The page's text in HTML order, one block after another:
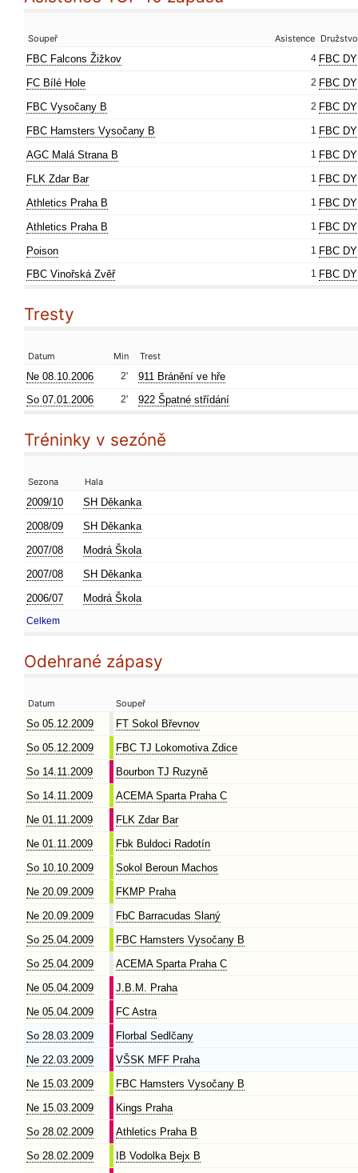
Soupeř Asistence Družstvo
FBC Falcons Žižkov 4 FBC
FC Bílé Hole
2 FBC
FBC Vysočany B
2 FBC
FBC Hamsters Vysočany B
1 FBC
AGC Malá Strana B
1 FBC
FLK Zdar Bar
1 FBC
Athletics Praha B
1 FBC
Athletics Praha B
1 FBC
Poison
1 FBC
FBC Vinořská Zvěř
1 FBC
Tresty
Datum Min Trest
Ne 08.10.2006 2'
911 Bránění ve hře
So 07.01.2006
2' 922 Špatné střídání
Tréninky v sezóně
Sezona Hala
2009/10
SH Děkanka
2008/09
SH Děkanka
2007/08
Modrá Škola
2007/08
SH Děkanka
2006/07
Modrá Škola
Celkem
Odehrané zápasy
Datum Soupeř
So 05.12.2009
FT Sokol Břevnov
So 05.12.2009
FBC TJ Lokomotiva Zdice
So 14.11.2009
Bourbon TJ Ruzyně
So 14.11.2009
ACEMA Sparta Praha C
Ne 01.11.2009
FLK Zdar Bar
Ne 01.11.2009
Fbk Buldoci Radotín
So 10.10.2009
Sokol Beroun Machos
Ne 20.09.2009
FKMP Praha
Ne 20.09.2009
FbC Barracudas Slaný
So 25.04.2009
FBC Hamsters Vysočany B
So 25.04.2009
ACEMA Sparta Praha C
Ne 05.04.2009
J.B.M. Praha
Ne 05.04.2009
FC Astra
So 28.03.2009
Florbal Sedlčany
Ne 22.03.2009
VŠSK MFF Praha
Ne 15.03.2009
FBC Hamsters Vysočany B
Ne 15.03.2009
Kings Praha
So 28.02.2009
Athletics Praha B
So 28.02.2009
IB Vodolka Bejx B